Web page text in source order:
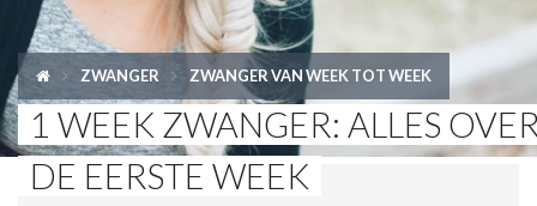
PEUTER
KIND
LIFESTYLE
ZWANGER ZWANGER VAN WEEK TOT WEEK
1 WEEK ZWANGER: ALLES
DE EERSTE WEEK